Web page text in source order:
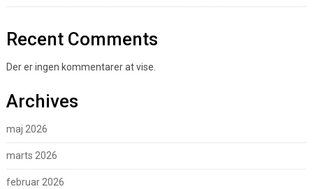
Recent Comments
Der er ingen kommentarer at vise.
Archives
maj 2026
marts 2026
februar 2026